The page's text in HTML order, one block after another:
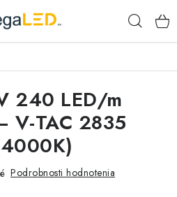
240 LED/m
V-TAC 2835
Podrobnosti hodnotenia